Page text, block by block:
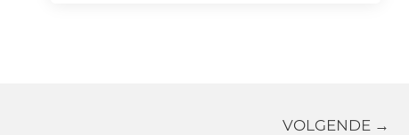
VOLGENDE →